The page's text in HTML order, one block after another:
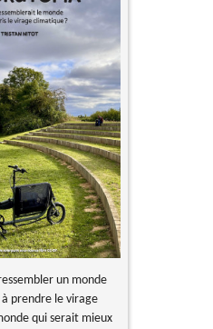
un monde
prendre le virage
qui serait mieux